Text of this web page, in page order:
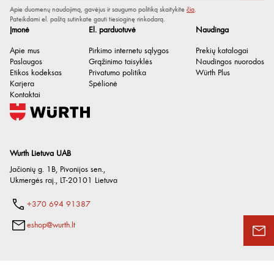
Didžiausias atsparumas
temperatūrai
800 °C
Tankis 1.99 g/cm³
Tankio sąlygos esant 20°C
Wurth Lietuva UAB
Jačionių g. 1B, Pivonijos sen.,
Ukmergės raj., LT-20101 Lietuva
+370 694 91387
eshop@wurth.lt
Įmonė
Apie mus
Paslaugos
Etikos kodeksas
Karjera
Kontaktai
El. parduotuvė
Pirkimo internetu sąlygos
Grąžinimo taisyklės
Privatumo politika
Spėlionė
Naudinga
Prekių katalogai
Naudingos nuorodos
Würth Plus
Apie duomenų naudojimą, gavėjus ir saugumo politiką skaitykite čia.
Pateikdami el. paštą sutinkate gauti tiesioginę rinkodarą.